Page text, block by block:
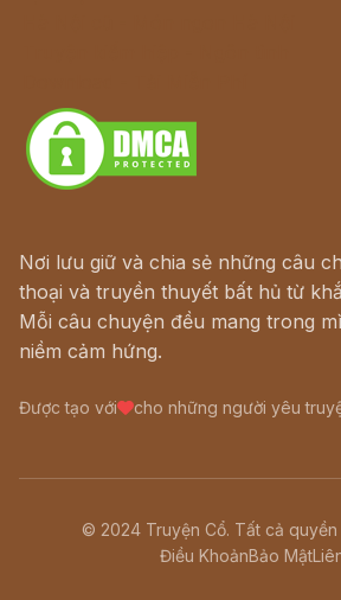
Nơi lưu giữ và chia sẻ những câu
thoại và truyền thuyết bất hủ từ
Mỗi câu chuyện đều mang trong
niềm cảm hứng.
Được tạo với cho những người yêu
© 2024 Truyện Cổ. Tất cả
Điều KhoảnBảo Mật